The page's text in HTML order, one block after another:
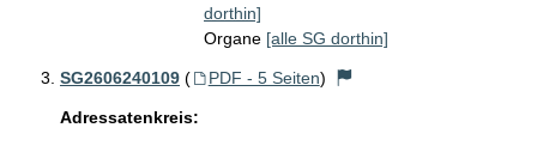
dorthin]
Organe [alle SG dorthin]
SG2606240109 ( PDF - 5 Seiten)
Adressatenkreis: